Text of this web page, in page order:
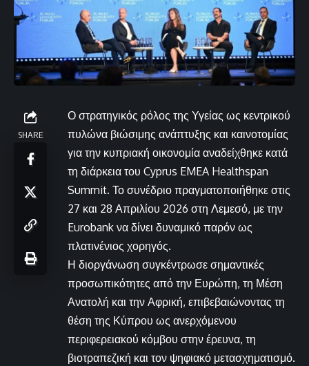
SHARE
Ο στρατηγικός ρόλος της Υγείας ως κεντρικού
πυλώνα βιώσιμης ανάπτυξης και καινοτομίας
για την κυπριακή οικονομία αναδείχθηκε κατά
τη διάρκεια του Cyprus EMEA Healthspan
Summit. Το συνέδριο πραγματοποιήθηκε στις
27 και 28 Απριλίου 2026 στη Λεμεσό, με την
Eurobank να δίνει δυναμικό παρόν ως
πλατινένιος χορηγός.
Η διοργάνωση συγκέντρωσε σημαντικές
προσωπικότητες από την Ευρώπη, τη Μέση
Ανατολή και την Αφρική, επιβεβαιώνοντας τη
θέση της Κύπρου ως ανερχόμενου
περιφερειακού κόμβου στην έρευνα, τη
βιοτραπεζική και τον ψηφιακό μετασχηματισμό.